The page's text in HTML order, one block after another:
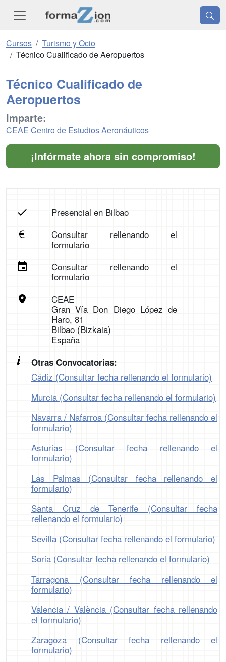
Cursos
Turismo y Ocio
Técnico Cualificado de Aeropuertos
Técnico Cualificado de
Aeropuertos
Imparte:
CEAE Centro de Estudios Aeronáuticos
¡Infórmate ahora sin compromiso!
Presencial en Bilbao
Consultar rellenando el
formulario
Consultar rellenando el
formulario
CEAE
Gran Vía Don Diego López de
Haro, 81
Bilbao (Bizkaia)
España
Otras Convocatorias:
Cádiz (Consultar fecha rellenando el formulario)
Murcia (Consultar fecha rellenando el formulario)
Navarra / Nafarroa (Consultar fecha rellenando el
formulario)
Asturias (Consultar fecha rellenando el
formulario)
Las Palmas (Consultar fecha rellenando el
formulario)
Santa Cruz de Tenerife (Consultar fecha
rellenando el formulario)
Sevilla (Consultar fecha rellenando el formulario)
Soria (Consultar fecha rellenando el formulario)
Tarragona (Consultar fecha rellenando el
formulario)
Valencia / València (Consultar fecha rellenando
el formulario)
Zaragoza (Consultar fecha rellenando el
formulario)